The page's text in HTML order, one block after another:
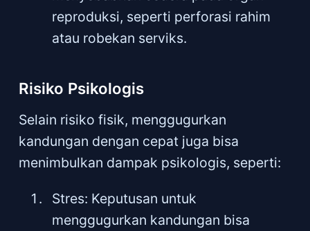
reproduksi, seperti perforasi rahim
atau robekan serviks.
Risiko Psikologis
Selain risiko fisik, menggugurkan
kandungan dengan cepat juga bisa
menimbulkan dampak psikologis, seperti:
Stres: Keputusan untuk
menggugurkan kandungan bisa